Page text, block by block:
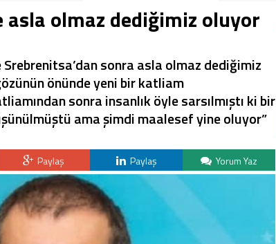
asla olmaz dediğimiz oluyor
Srebrenitsa’dan sonra asla olmaz dediğimiz
önünde yeni bir katliam
sonra insanlık öyle sarsılmıştı ki bir
ama şimdi maalesef yine oluyor”
Paylaş Paylaş Yorum Yaz